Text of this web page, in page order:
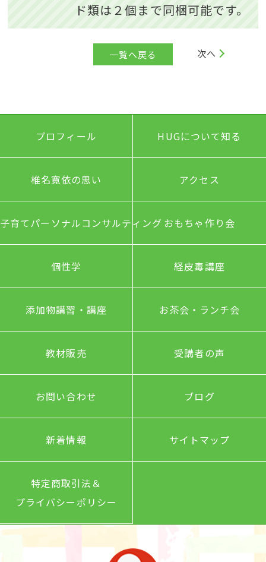
ド類は２個まで同梱可能です。
次へ
一覧へ戻る
プロフィール HUGについて知る
椎名寛依の思い アクセス
子育てパーソナルコンサルティング おもちゃ作り会
個性学 経皮毒講座
添加物講習・講座 お茶会・ランチ会
教材販売 受講者の声
お問い合わせ ブログ
新着情報 サイトマップ
特定商取引法＆
プライバシーポリシー